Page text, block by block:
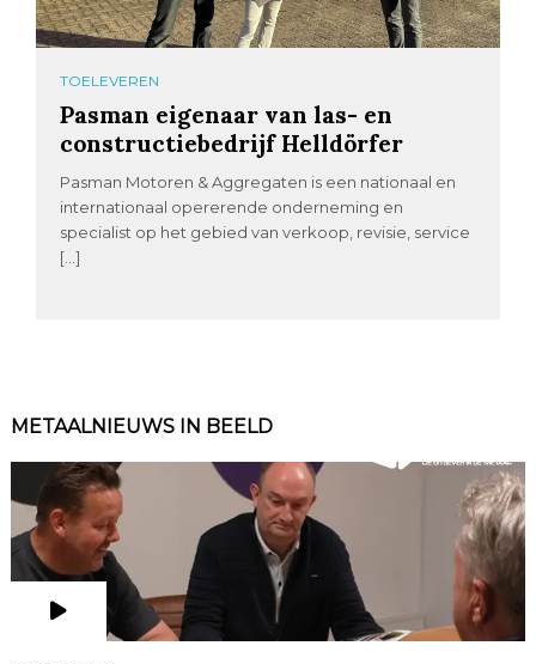
TOELEVEREN
Pasman eigenaar van las- en
constructiebedrijf Helldörfer
Pasman Motoren & Aggregaten is een nationaal en
internationaal opererende onderneming en
specialist op het gebied van verkoop, revisie, service
[…]
METAALNIEUWS IN BEELD